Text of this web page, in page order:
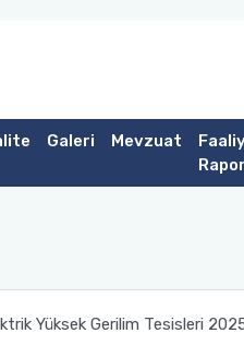
Galeri Mevzuat
Yüksek Gerilim Tesisleri 2025